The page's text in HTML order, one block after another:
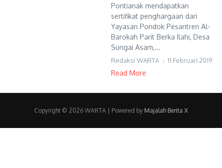
Pontianak mendapatkan
sertifikat penghargaan dari
Yayasan Pondok Pesantren Al-
Barokah Parit Berka Ilahi, Desa
Sungai Asam,...
Redaksi WARTA 11 Februari 2019
Read More
Copyright © 2026 WARTA | Powered by Majalah Berita X